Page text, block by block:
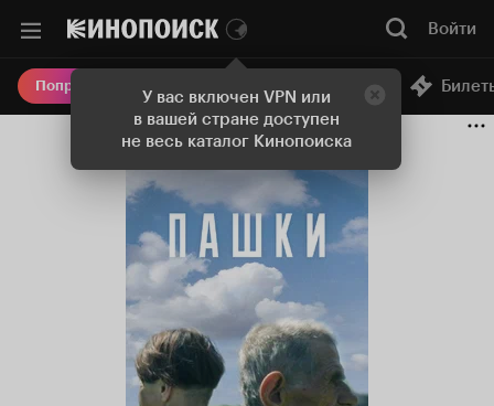
У вас включен VPN или
в вашей стране доступен
не весь каталог Кинопоиска
Войти
Попробовать Плюс Онлайн-кинотеатр